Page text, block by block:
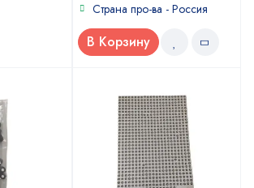
Страна про-ва - Россия
В Корзину